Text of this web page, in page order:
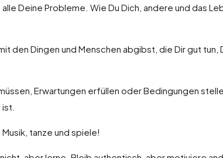
Deine Probleme. Wie Du Dich, andere und das
den Dingen und Menschen abgibst, die Dir gut
Erwartungen erfüllen oder Bedingungen
tanze und spiele!